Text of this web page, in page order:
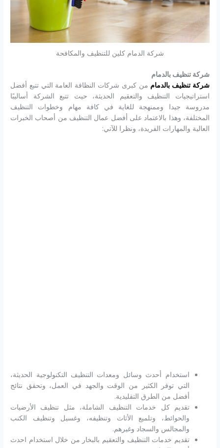
شركة الدمام كلين للتنظيف والمكافحة
شركة تنظيف بالدمام
شركة تنظيف بالدمام من كبرى شركات النظافة العامة التي تتبع أفضل
استراتيجيات التنظيف والتعقيم الحديثة، حيث تتبع الشركة أساليبًا
مدروسة جيدا وممنهجة للغاية في كافة مهام وخطوات التنظيف
المختلفة، وهذا بالاعتماد على أفضل عمال التنظيف من أصحاب الخبرات
العالية والمهارات الفريدة، ونظرا للآتي:
استخدام أحدث وسائل ومعدات التنظيف التكنولوجية الحديثة،
التي توفر الكثير من الوقت والجهد في العمل، وتحقق نتائج
أفضل من الطرق التقليدية.
تقديم كل خدمات التنظيف الشاملة، مثل تنظيف الأرضيات
والحوائط، وتلميع الأثاث وتنظيفه، وغسيل وتنظيف الكنب
والمجالس والسجاد وغيرهم.
تقديم خدمات التنظيف والتعقيم بالبخار من خلال استخدام احدث